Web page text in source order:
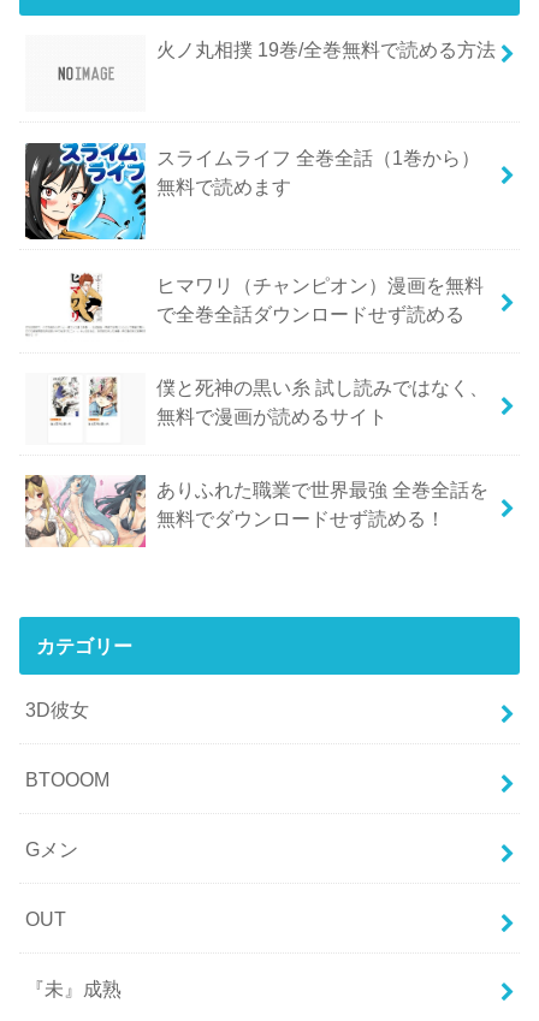
火ノ丸相撲 19巻/全巻無料で読める方法
スライムライフ 全巻全話（1巻から）
無料で読めます
ヒマワリ（チャンピオン）漫画を無料
で全巻全話ダウンロードせず読める
僕と死神の黒い糸 試し読みではなく、
無料で漫画が読めるサイト
ありふれた職業で世界最強 全巻全話を
無料でダウンロードせず読める！
カテゴリー
3D彼女
BTOOOM
Gメン
OUT
『未』成熟